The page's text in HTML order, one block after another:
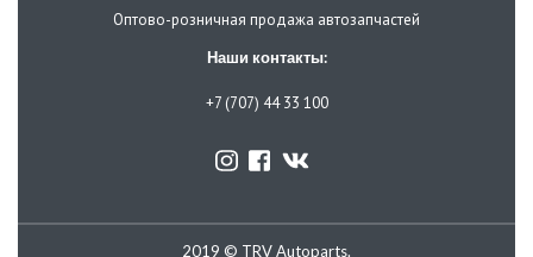
Оптово-розничная продажа автозапчастей
Наши контакты:
+7 (707) 44 33 100
2019 © TRV Autoparts.